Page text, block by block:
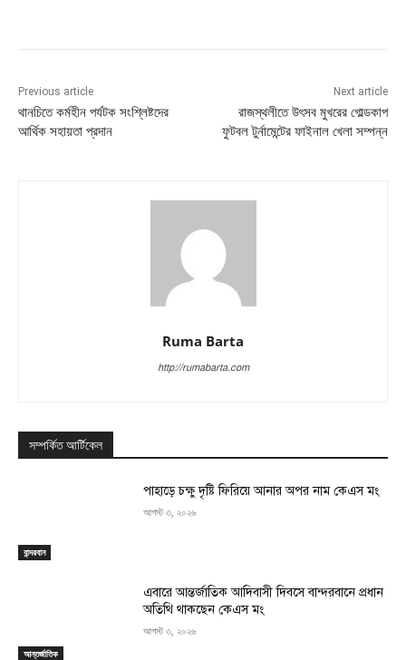
Previous article
থানচিতে কর্মহীন পর্যটক সংশ্লিষ্টদের
আর্থিক সহায়তা প্রদান
Next article
রাজস্থলীতে উৎসব মুখরের গোল্ডকাপ
ফুটবল টুর্নামেন্টের ফাইনাল খেলা সম্পন্ন
Ruma Barta
http://rumabarta.com
সম্পর্কিত আর্টিকেল
বান্দরবান
পাহাড়ে চক্ষু দৃষ্টি ফিরিয়ে আনার অপর নাম কেএস মং
আগস্ট ৩, ২০২৬
আন্তর্জাতিক
এবারে আন্তর্জাতিক আদিবাসী দিবসে বান্দরবানে প্রধান
অতিথি থাকছেন কেএস মং
আগস্ট ৩, ২০২৬